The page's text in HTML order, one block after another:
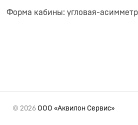
Форма кабины: угловая-
© 2026 ООО «Аквилон Сервис»